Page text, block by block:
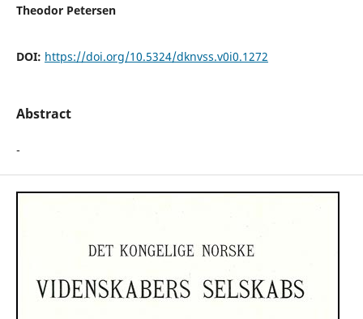
Theodor Petersen
DOI: https://doi.org/10.5324/dknvss.v0i0.1272
Abstract
-